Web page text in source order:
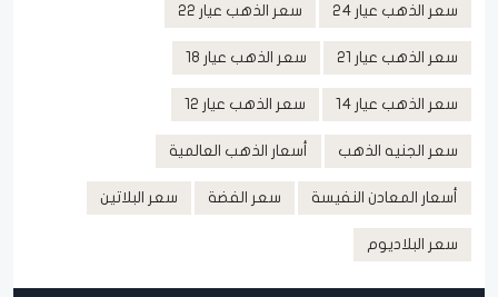
سعر الذهب عيار 24 سعر الذهب عيار 22
سعر الذهب عيار 21 سعر الذهب عيار 18
سعر الذهب عيار 14 سعر الذهب عيار 12
سعر الجنيه الذهب أسعار الذهب العالمية
أسعار المعادن النفيسة سعر الفضة سعر البلاتين
سعر البلاديوم